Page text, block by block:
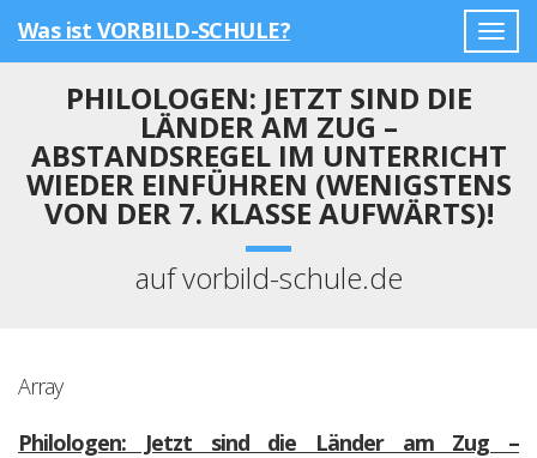
Was ist VORBILD-SCHULE?
PHILOLOGEN: JETZT SIND DIE
LÄNDER AM ZUG –
ABSTANDSREGEL IM UNTERRICHT
WIEDER EINFÜHREN (WENIGSTENS
VON DER 7. KLASSE AUFWÄRTS)!
auf vorbild-schule.de
Array
Philologen: Jetzt sind die Länder am Zug –